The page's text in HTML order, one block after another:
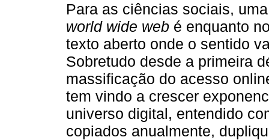
Para as ciências sociais,
world wide web é enquanto
texto aberto onde o sentido
Sobretudo desde a primeira
massificação do acesso
tem vindo a crescer
universo digital, entendido
copiados anualmente,